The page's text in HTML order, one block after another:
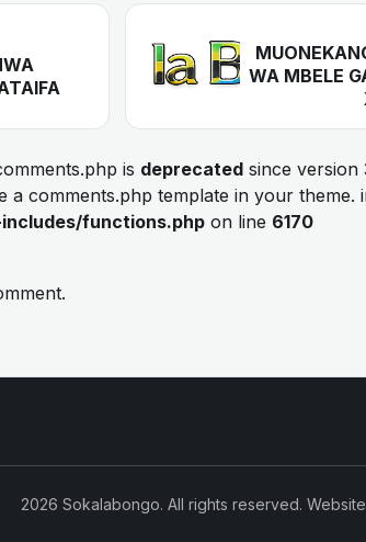
WA MBELE
is deprecated since version
a comments.php template in your theme.
functions.php on line 6170
2026 Sokalabongo. All rights reserved.